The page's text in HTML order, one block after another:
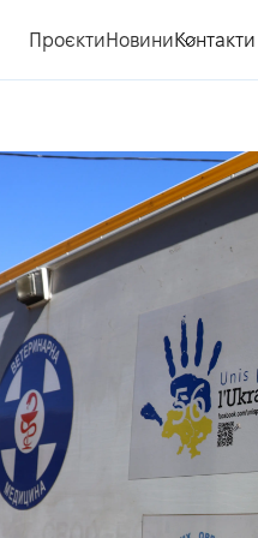
ПроєктиНовини Контакти